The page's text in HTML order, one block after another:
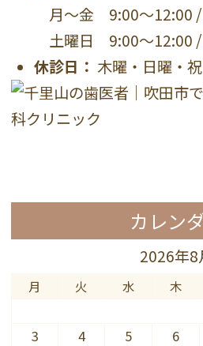
月〜金 9:00〜12:00 /
土曜日 9:00〜12:00 /
休診日： 木曜・日曜・
カレン
2026年8
月 火 水 木
3
4 5 6